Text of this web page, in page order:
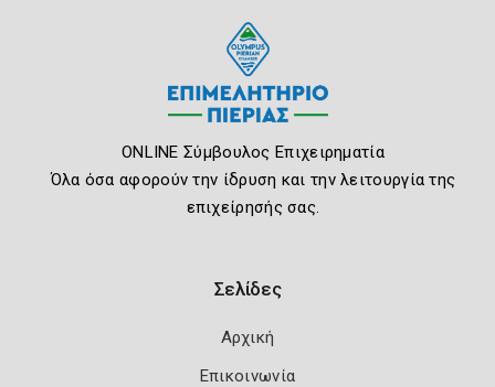
ONLINE Σύμβουλος Επιχειρηματία
Όλα όσα αφορούν την ίδρυση και την λειτουργία της
επιχείρησής σας.
Σελίδες
Αρχική
Επικοινωνία